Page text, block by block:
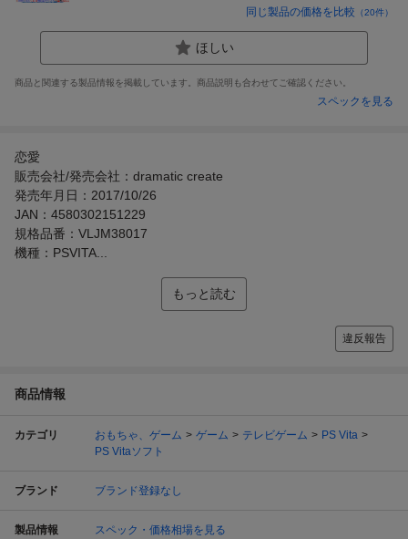
同じ製品の価格を比較 （20件）
ほしい
商品と関連する製品情報を掲載しています。商品説明も合わせてご確認ください。
スペックを見る
恋愛
販売会社/発売会社：dramatic create
発売年月日：2017/10/26
JAN：4580302151229
規格品番：VLJM38017
機種：PSVITA...
もっと読む
違反報告
商品情報
カテゴリ おもちゃ、ゲーム ゲーム テレビゲーム
PS Vita
PS Vitaソフト
ブランド ブランド登録なし
製品情報 スペック・価格相場を見る